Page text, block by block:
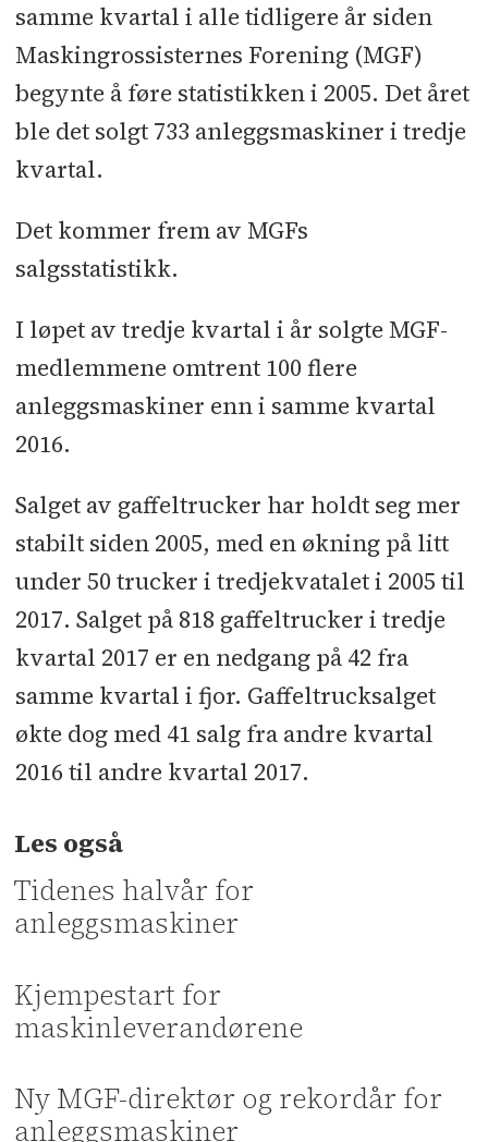
samme kvartal i alle tidligere år siden
Maskingrossisternes Forening (MGF)
begynte å føre statistikken i 2005. Det året
ble det solgt 733 anleggsmaskiner i tredje
kvartal.
Det kommer frem av MGFs
salgsstatistikk.
I løpet av tredje kvartal i år solgte MGF-
medlemmene omtrent 100 flere
anleggsmaskiner enn i samme kvartal
2016.
Salget av gaffeltrucker har holdt seg mer
stabilt siden 2005, med en økning på litt
under 50 trucker i tredjekvatalet i 2005 til
2017. Salget på 818 gaffeltrucker i tredje
kvartal 2017 er en nedgang på 42 fra
samme kvartal i fjor. Gaffeltrucksalget
økte dog med 41 salg fra andre kvartal
2016 til andre kvartal 2017.
Les også
Tidenes halvår for
anleggsmaskiner
Kjempestart for
maskinleverandørene
Ny MGF-direktør og rekordår for
anleggsmaskiner